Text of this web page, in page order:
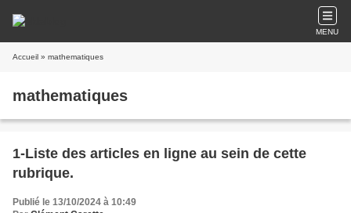
MENU
Accueil » mathematiques
mathematiques
1-Liste des articles en ligne au sein de cette
rubrique.
Publié le 13/10/2024 à 10:49